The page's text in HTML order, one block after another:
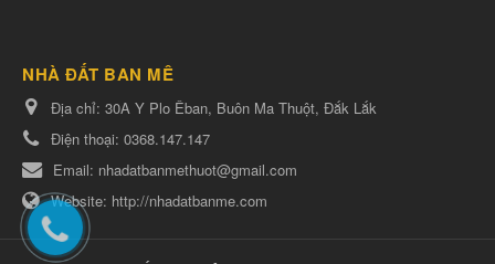
NHÀ ĐẤT BAN MÊ
Địa chỉ: 30A Y Plo Êban, Buôn Ma Thuột, Đắk Lắk
Điện thoại: 0368.147.147
Email: nhadatbanmethuot@gmail.com
Website: http://nhadatbanme.com